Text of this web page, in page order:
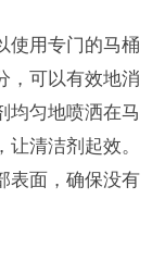
使用专门的马桶
，可以有效地消
均匀地喷洒在马
清洁剂起效。
表面，确保没有